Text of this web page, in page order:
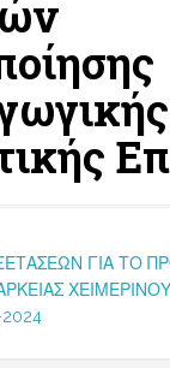
ΓΙΑ ΤΟ